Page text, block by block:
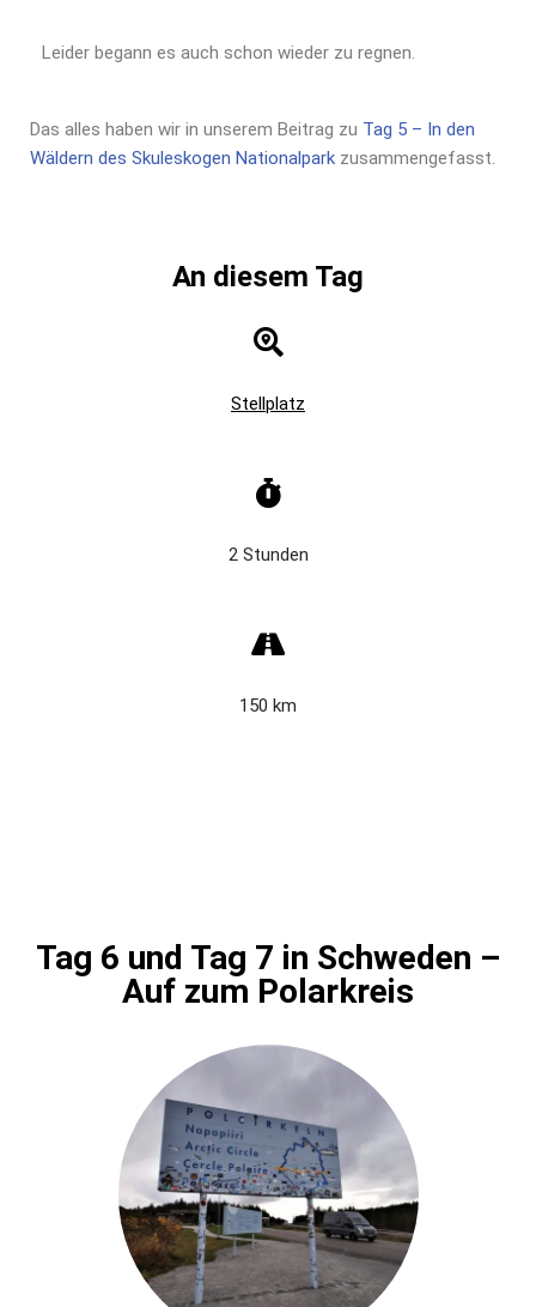
Leider begann es auch schon wieder zu regnen.
Das alles haben wir in unserem Beitrag zu Tag 5 – In den
Wäldern des Skuleskogen Nationalpark zusammengefasst.
An diesem Tag
Stellplatz
2 Stunden
150 km
Tag 6 und Tag 7 in Schweden –
Auf zum Polarkreis